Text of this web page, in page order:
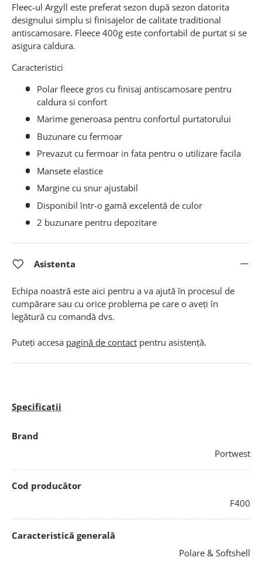
Fleec-ul Argyll este preferat sezon după sezon datorita
designului simplu si finisajelor de calitate traditional
antiscamosare. Fleece 400g este confortabil de purtat si se
asigura caldura.
Caracteristici
Polar fleece gros cu finisaj antiscamosare pentru
caldura si confort
Marime generoasa pentru confortul purtatorului
Buzunare cu fermoar
Prevazut cu fermoar in fata pentru o utilizare facila
Mansete elastice
Margine cu snur ajustabil
Disponibil într-o gamă excelentă de culor
2 buzunare pentru depozitare
Asistenta
Echipa noastră este aici pentru a va ajută în procesul de
cumpărare sau cu orice problema pe care o aveți în
legătură cu comandă dvs.
Puteți accesa pagină de contact pentru asistență.
Specificații
Brand
Portwest
Cod producător
F400
Caracteristică generală
Polare & Softshell